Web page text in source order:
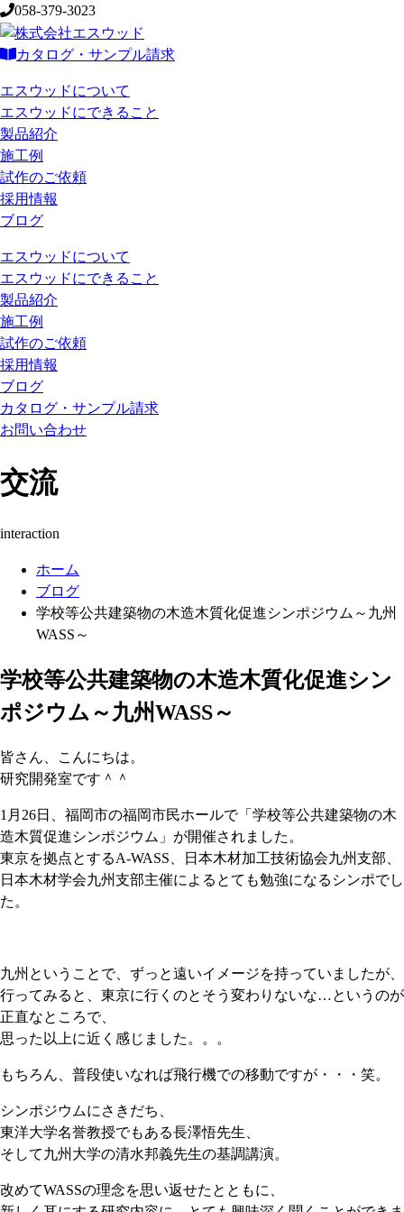
058-379-3023
カタログ・サンプル請求
エスウッドについて
エスウッドにできること
製品紹介
施工例
試作のご依頼
採用情報
ブログ
エスウッドについて
エスウッドにできること
製品紹介
施工例
試作のご依頼
採用情報
ブログ
カタログ・サンプル請求
お問い合わせ
交流
interaction
ホーム
ブログ
学校等公共建築物の木造木質化促進シンポジウム～九州
WASS～
学校等公共建築物の木造木質化促進シン
ポジウム～九州WASS～
皆さん、こんにちは。
研究開発室です＾＾
1月26日、福岡市の福岡市民ホールで「学校等公共建築物の木
造木質促進シンポジウム」が開催されました。
東京を拠点とするA-WASS、日本木材加工技術協会九州支部、
日本木材学会九州支部主催によるとても勉強になるシンポでし
た。
九州ということで、ずっと遠いイメージを持っていましたが、
行ってみると、東京に行くのとそう変わりないな…というのが
正直なところで、
思った以上に近く感じました。。。
もちろん、普段使いなれば飛行機での移動ですが・・・笑。
シンポジウムにさきだち、
東洋大学名誉教授でもある長澤悟先生、
そして九州大学の清水邦義先生の基調講演。
改めてWASSの理念を思い返せたとともに、